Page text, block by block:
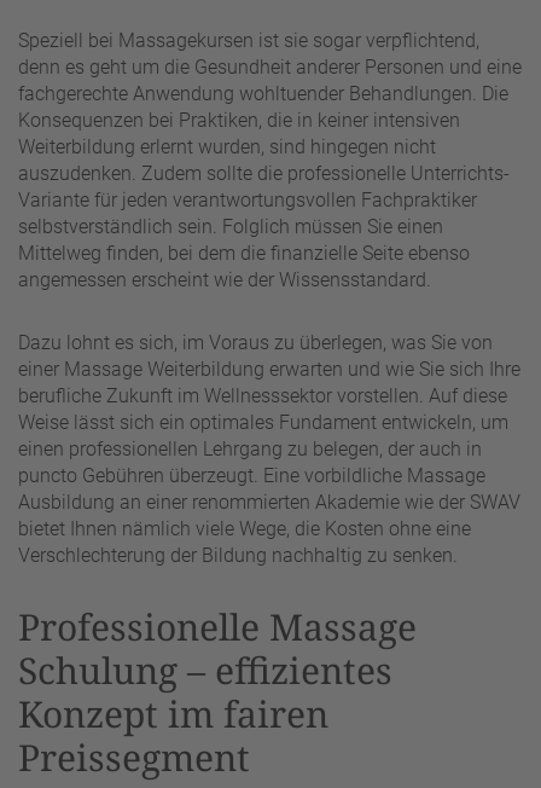
Speziell bei Massagekursen ist sie sogar verpflichtend,
denn es geht um die Gesundheit anderer Personen und eine
fachgerechte Anwendung wohltuender Behandlungen. Die
Konsequenzen bei Praktiken, die in keiner intensiven
Weiterbildung erlernt wurden, sind hingegen nicht
auszudenken. Zudem sollte die professionelle Unterrichts-
Variante für jeden verantwortungsvollen Fachpraktiker
selbstverständlich sein. Folglich müssen Sie einen
Mittelweg finden, bei dem die finanzielle Seite ebenso
angemessen erscheint wie der Wissensstandard.
Dazu lohnt es sich, im Voraus zu überlegen, was Sie von
einer Massage Weiterbildung erwarten und wie Sie sich Ihre
berufliche Zukunft im Wellnesssektor vorstellen. Auf diese
Weise lässt sich ein optimales Fundament entwickeln, um
einen professionellen Lehrgang zu belegen, der auch in
puncto Gebühren überzeugt. Eine vorbildliche Massage
Ausbildung an einer renommierten Akademie wie der SWAV
bietet Ihnen nämlich viele Wege, die Kosten ohne eine
Verschlechterung der Bildung nachhaltig zu senken.
Professionelle Massage
Schulung – effizientes
Konzept im fairen
Preissegment